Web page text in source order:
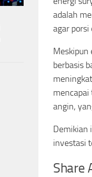
adalah
agar
Meskipun
berbasis
mencapai
angin,
Demikian
investasi
Share